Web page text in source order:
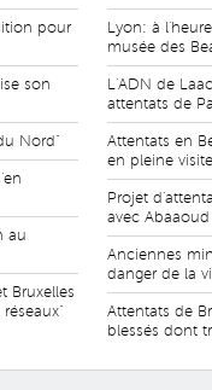
pour
son
Nord"
au
Bruxelles
Lyon: à
musée des
L'ADN de
attentats de
Attentats en
en pleine
Projet
avec
Anciennes
danger de la
Attentats de
blessés dont